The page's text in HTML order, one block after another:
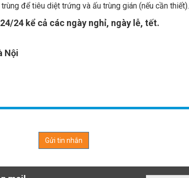
để tiêu diệt trứng và ấu trùng gián (nếu cần thiết).
24 kể cả các ngày nghỉ, ngày lễ, tết.
Nội
Gửi tin nhắn